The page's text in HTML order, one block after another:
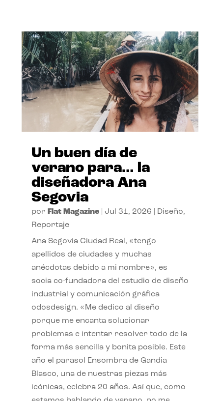
Un buen día de
verano para… la
diseñadora Ana
Segovia
por Flat Magazine| Jul 31, 2026 Diseño,
Reportaje
Ana Segovia Ciudad Real, «tengo
apellidos de ciudades y muchas
anécdotas debido a mi nombre», es
socia co-fundadora del estudio de diseño
industrial y comunicación gráfica
odosdesign. «Me dedico al diseño
porque me encanta solucionar
problemas e intentar resolver todo de la
forma más sencilla y bonita posible. Este
año el parasol Ensombra de Gandia
Blasco, una de nuestras piezas más
icónicas, celebra 20 años. Así que, como